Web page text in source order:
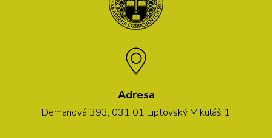
Adresa
Demänová 393, 031 01 Liptovský Mikuláš 1